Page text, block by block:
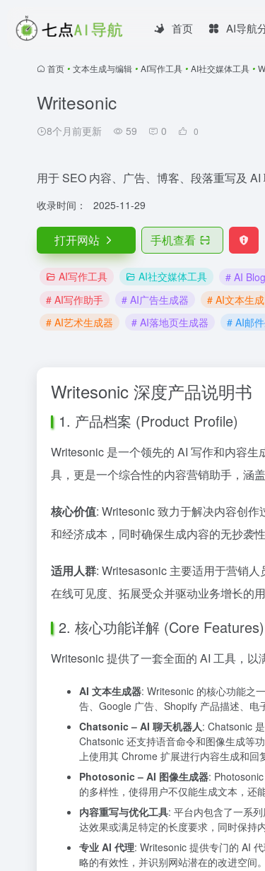
首页 AI导航
首页 • 文本生成与编辑 • AI写作工具 • AI社交媒体工具 •
Writesonic
8个月前更新 59 0 0
用于 SEO 内容、广告、博客、段落重写及 AI
收录时间： 2025-11-29
打开网站 手机查看
AI写作工具 AI社交媒体工具 # AI
# AI写作助手
# AI广告生成器 # AI文本生成
# AI艺术生成器
# AI落地页生成器 # AI邮
Writesonic 深度产品说明书
1. 产品档案 (Product Profile)
Writesonic 是一个领先的 AI 写作和内容
具，更是一个综合性的内容营销助手，涵
核心价值: Writesonic 致力于解决内容创
和经济成本，同时确保生成内容的无抄袭
适用人群: Writesasonic 主要适用于营销
在线可见度、拓展受众并驱动业务增长的
2. 核心功能详解 (Core Features)
Writesonic 提供了一套全面的 AI 工具，以
AI 文本生成器: Writesonic 的核心功能之
告、Google 广告、Shopify 产品描述、电
Chatsonic – AI 聊天机器人: Chatsonic
Chatsonic 还支持语音命令和图像生成等
上使用其 Chrome 扩展进行内容生成和回
Photosonic – AI 图像生成器:
的多样性，使得用户不仅能生成文本，还
内容重写与优化工具: 平台内包含了一系
达效果或满足特定的长度要求，同时保持
专业 AI 代理: Writesonic 提供专门的 AI
略的有效性，并识别网站潜在的改进空间。